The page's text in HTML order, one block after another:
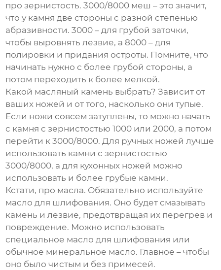
про зернистость.3000/8000 меш – это значит,
что у камня две стороны с разной степенью
абразивности. 3000 – для грубой заточки,
чтобы выровнять лезвие, а 8000 – для
полировки и придания остроты. Помните, что
начинать нужно с более грубой стороны, а
потом переходить к более мелкой.
Какой масляный камень выбрать? Зависит от
ваших ножей и от того, насколько они тупые.
Если ножи совсем затуплены, то можно начать
с камня с зернистостью 1000 или 2000, а потом
перейти к 3000/8000. Для ручных ножей лучше
использовать камни с зернистостью
3000/8000, а для кухонных ножей можно
использовать и более грубые камни.
Кстати, про масла. Обязательно используйте
масло для шлифования. Оно будет смазывать
камень и лезвие, предотвращая их перегрев и
повреждение. Можно использовать
специальное масло для шлифования или
обычное минеральное масло. Главное – чтобы
оно было чистым и без примесей.